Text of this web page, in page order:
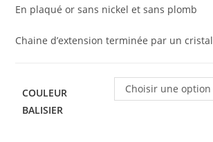
En plaqué or sans nickel et sans plomb
Chaine d’extension terminée par un cristal
COULEUR
BALISIER
Choisir une option